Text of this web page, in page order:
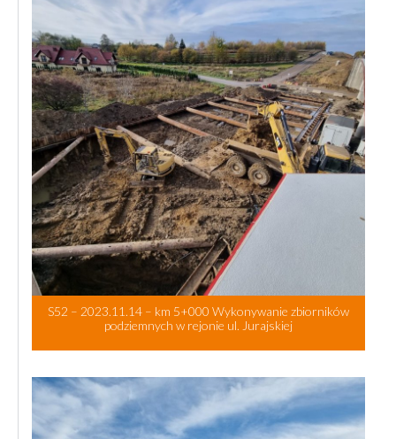
S52 – 2023.11.14 – km 5+000 Wykonywanie zbiorników
podziemnych w rejonie ul. Jurajskiej